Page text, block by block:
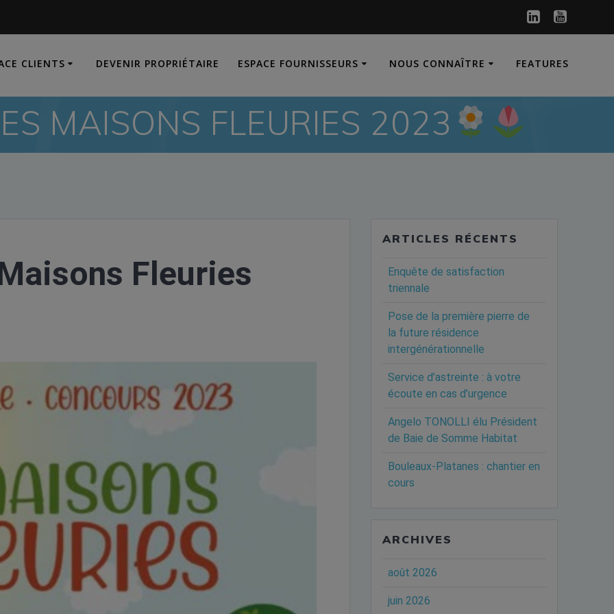
CLIENTS DEVENIR PROPRIÉTAIRE ESPACE FOURNISSEURS NOUS CONNAÎTRE FEATURES
MAISONS FLEURIES 2023
Fleuries
ARTICLES RÉCENTS
Enquête de satisfaction
triennale
Pose de la première pierre de
la future résidence
intergénérationnelle
Service d’astreinte : à votre
écoute en cas d’urgence
Angelo TONOLLI élu Président
de Baie de Somme Habitat
Bouleaux-Platanes : chantier en
cours
ARCHIVES
août 2026
juin 2026